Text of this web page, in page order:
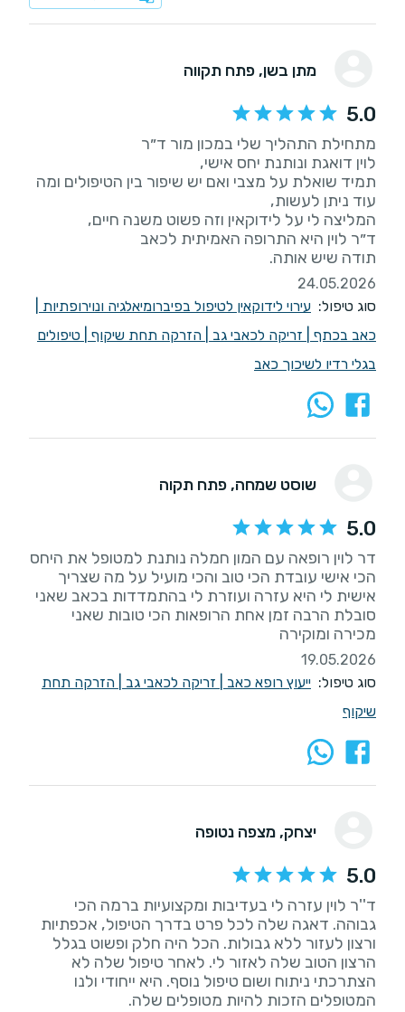
מתן בשן, פתח תקווה
5.0
תמיד שואלת על מצבי ואם יש שיפור בין הטיפולים ומה
תודה שיש אותה.
24.05.2026
סוג טיפול: עירוי לידוקאין לטיפול בפיברומיאלגיה ונוירופתיות
כאב בכתף
זריקה לכאבי גב הזרקה תחת שיקוף
טיפולים
בגלי רדיו לשיכוך כאב
שוסט שמחה, פתח תקוה
5.0
דר לוין רופאה עם המון חמלה נותנת למטופל את היחס
אישית לי היא עזרה ועוזרת לי בהתמדדות בכאב שאני
סובלת הרבה זמן אחת הרופאות הכי טובות שאני
מכירה ומוקירה
19.05.2026
סוג טיפול: ייעוץ רופא כאב זריקה לכאבי גב
הזרקה תחת
שיקוף
יצחק, מצפה נטופה
5.0
ד''ר לוין עזרה לי בעדיבות ומקצועיות ברמה הכי
גבוהה. דאגה שלה לכל פרט בדרך הטיפול, אכפתיות
ורצון לעזור ללא גבולות. הכל היה חלק ופשוט בגלל
הרצון הטוב שלה לאזור לי. לאחר טיפול שלה לא
הצתרכתי ניתוח ושום טיפול נוסף. היא ייחודי ולנו
המטופלים הזכות להיות מטופלים שלה.